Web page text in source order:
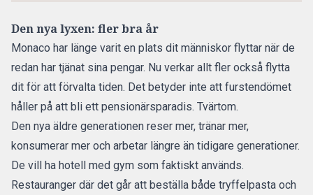
Den nya lyxen: fler bra år
Monaco har länge varit en plats dit människor flyttar när de
redan har tjänat sina pengar. Nu verkar allt fler också flytta
dit för att förvalta tiden. Det betyder inte att furstendömet
håller på att bli ett pensionärsparadis. Tvärtom.
Den nya äldre generationen reser mer, tränar mer,
konsumerar mer och arbetar längre än tidigare generationer.
De vill ha hotell med gym som faktiskt används.
Restauranger där det går att beställa både tryffelpasta och